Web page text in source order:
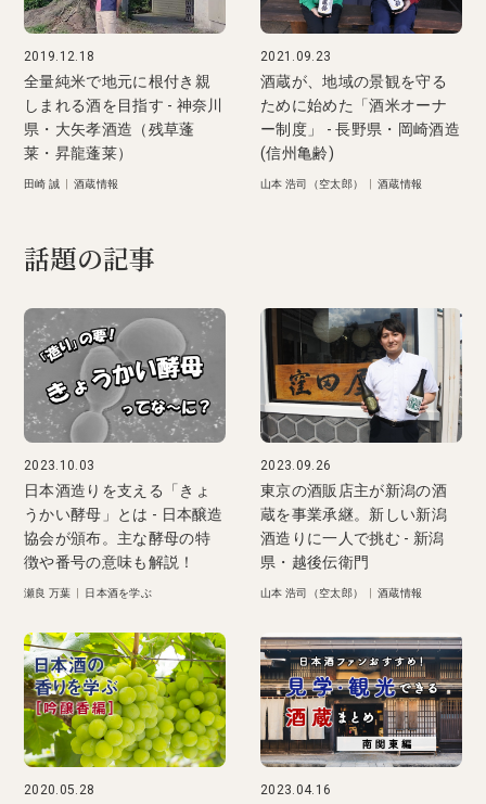
2019.12.18
全量純米で地元に根付き親
しまれる酒を目指す - 神奈川
県・大矢孝酒造（残草蓬
莱・昇龍蓬莱）
田崎 誠 酒蔵情報
2021.09.23
酒蔵が、地域の景観を守る
ために始めた「酒米オーナ
ー制度」 - 長野県・岡崎酒造
(信州亀齢)
山本 浩司（空太郎） 酒蔵情報
話題の記事
2023.10.03
日本酒造りを支える「きょ
うかい酵母」とは - 日本醸造
協会が頒布。主な酵母の特
徴や番号の意味も解説！
瀬良 万葉 日本酒を学ぶ
2023.09.26
東京の酒販店主が新潟の酒
蔵を事業承継。新しい新潟
酒造りに一人で挑む - 新潟
県・越後伝衛門
山本 浩司（空太郎） 酒蔵情報
2020.05.28 2023.04.16